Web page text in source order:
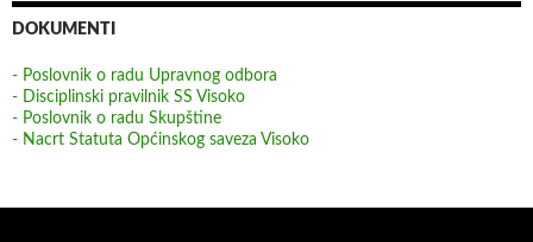
DOKUMENTI
- Poslovnik o radu Upravnog odbora
- Disciplinski pravilnik SS Visoko
- Poslovnik o radu Skupštine
- Nacrt Statuta Općinskog saveza Visoko